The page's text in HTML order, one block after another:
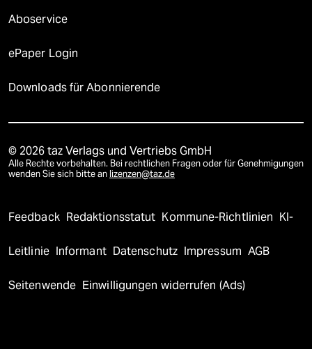
Aboservice
ePaper Login
Downloads für Abonnierende
© 2026 taz Verlags und Vertriebs GmbH
Alle Rechte vorbehalten. Bei rechtlichen Fragen oder für Genehmigungen
wenden Sie sich bitte an lizenzen@taz.de
Feedback Redaktionsstatut Kommune-Richtlinien KI-
Leitlinie Informant Datenschutz Impressum AGB
Seitenwende Einwilligungen widerrufen (Ads)